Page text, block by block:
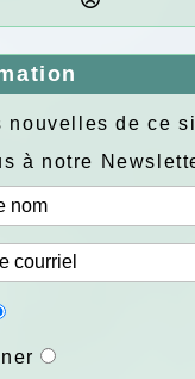
nouvelles de ce
à notre